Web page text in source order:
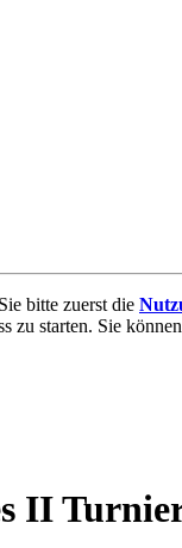
bitte zuerst die
zu starten. Sie
II